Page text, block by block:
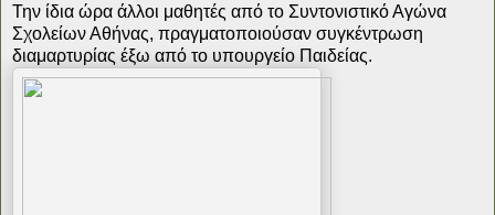
Την ίδια ώρα άλλοι μαθητές από το Συντονιστικό Αγώνα
Σχολείων Αθήνας, πραγματοποιούσαν συγκέντρωση
διαμαρτυρίας έξω από το υπουργείο Παιδείας.